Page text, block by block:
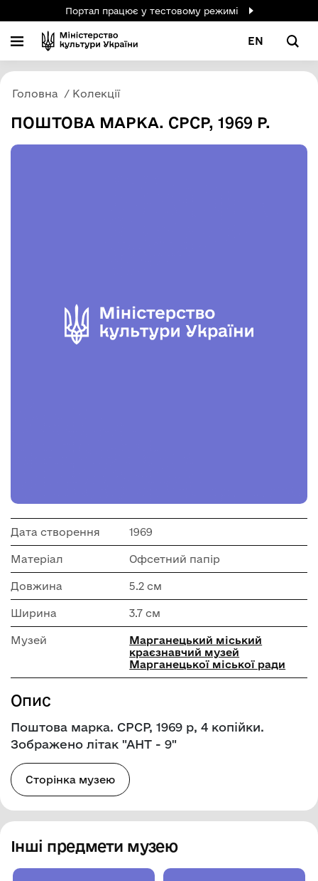
Портал працює у тестовому режимі
EN
Головна Колекції
ПОШТОВА МАРКА. СРСР, 1969 Р.
Дата створення 1969
Матеріал Офсетний папір
Довжина 5.2 см
Ширина 3.7 см
Музей
Марганецький міський
краєзнавчий музей
Марганецької міської ради
Опис
Поштова марка. СРСР, 1969 р, 4 копійки.
Зображено літак "АНТ - 9"
Сторінка музею
Інші предмети музею